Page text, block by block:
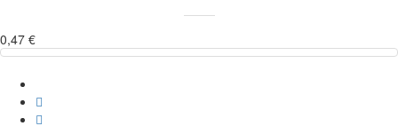
0,47 €